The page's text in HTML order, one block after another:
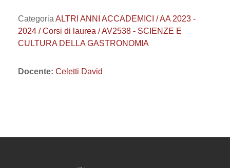
Categoria ALTRI ANNI ACCADEMICI / AA 2023 -
2024 / Corsi di laurea / AV2538 - SCIENZE E
CULTURA DELLA GASTRONOMIA
Docente: Celetti David